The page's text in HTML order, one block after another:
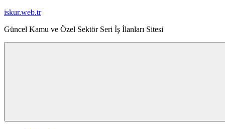
İçeriğe
iskur.web.tr
Güncel Kamu ve Özel Sektör Seri İş İlanları Sitesi